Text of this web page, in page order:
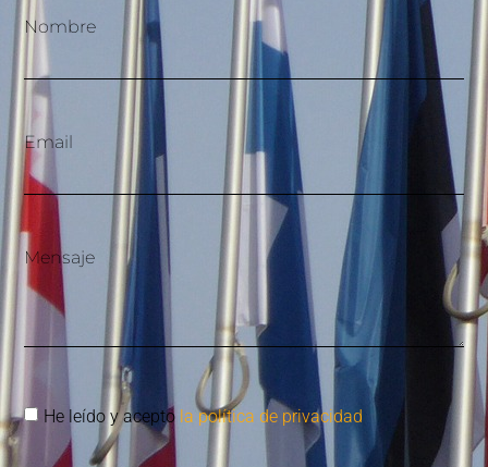
Nombre
Email
Mensaje
He leído y acepto la política de privacidad